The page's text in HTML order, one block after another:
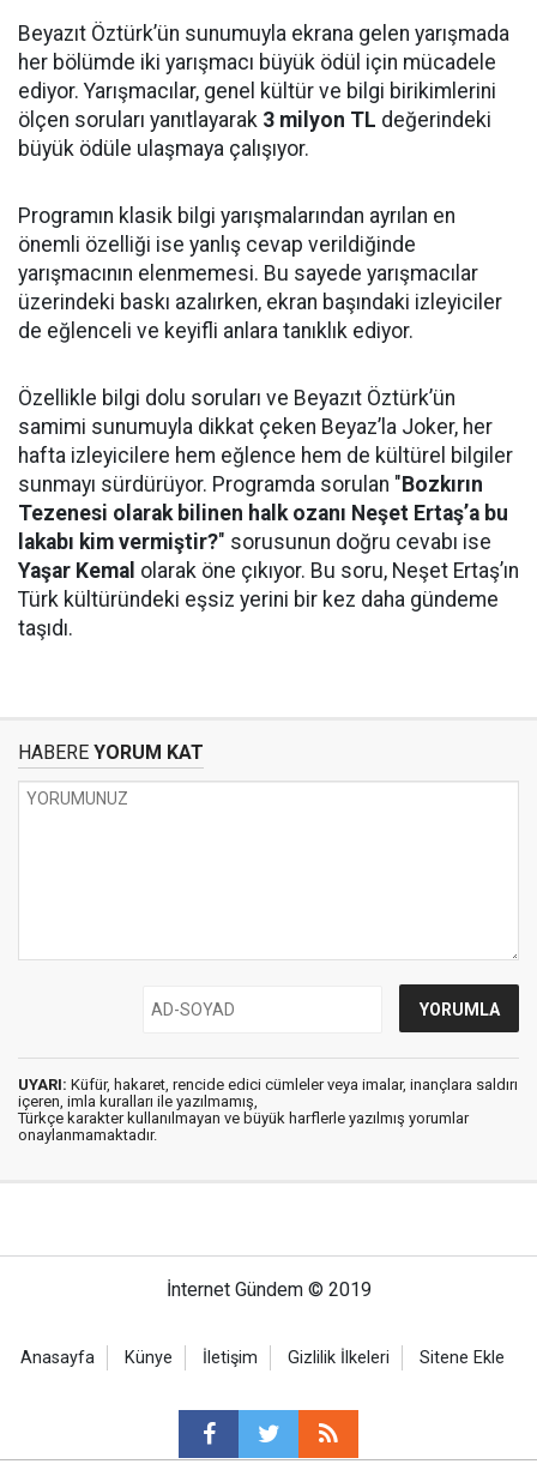
Beyazıt Öztürk’ün sunumuyla ekrana gelen yarışmada
her bölümde iki yarışmacı büyük ödül için mücadele
ediyor. Yarışmacılar, genel kültür ve bilgi birikimlerini
ölçen soruları yanıtlayarak 3 milyon TL değerindeki
büyük ödüle ulaşmaya çalışıyor.
Programın klasik bilgi yarışmalarından ayrılan en
önemli özelliği ise yanlış cevap verildiğinde
yarışmacının elenmemesi. Bu sayede yarışmacılar
üzerindeki baskı azalırken, ekran başındaki izleyiciler
de eğlenceli ve keyifli anlara tanıklık ediyor.
Özellikle bilgi dolu soruları ve Beyazıt Öztürk’ün
samimi sunumuyla dikkat çeken Beyaz’la Joker, her
hafta izleyicilere hem eğlence hem de kültürel bilgiler
sunmayı sürdürüyor. Programda sorulan " Bozkırın
Tezenesi olarak bilinen halk ozanı Neşet Ertaş’a bu
lakabı kim vermiştir?" sorusunun doğru cevabı ise
Yaşar Kemal olarak öne çıkıyor. Bu soru, Neşet Ertaş’ın
Türk kültüründeki eşsiz yerini bir kez daha gündeme
taşıdı.
HABERE YORUM KAT
UYARI: Küfür, hakaret, rencide edici cümleler veya imalar, inançlara saldırı
içeren, imla kuralları ile yazılmamış,
Türkçe karakter kullanılmayan ve büyük harflerle yazılmış yorumlar
onaylanmamaktadır.
İnternet Gündem © 2019
Anasayfa Künye İletişim Gizlilik İlkeleri Sitene Ekle